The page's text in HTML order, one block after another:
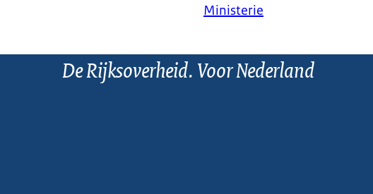
Ministerie
De Rijksoverheid. Voor Nederland